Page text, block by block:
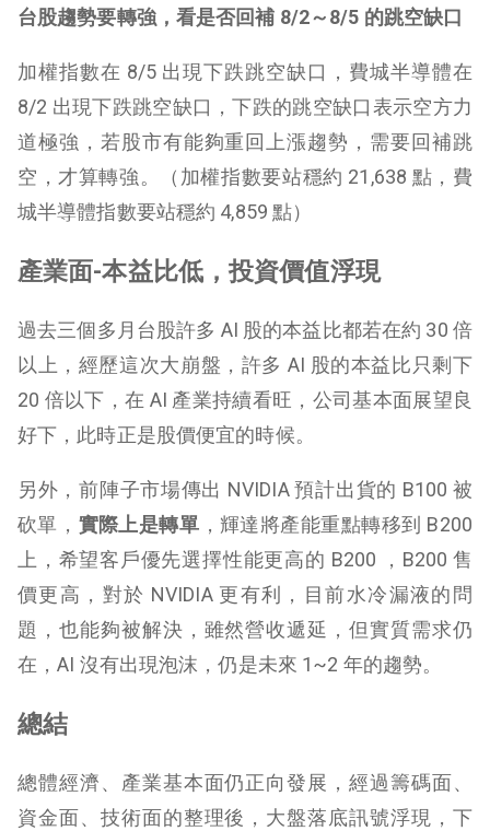
台股趨勢要轉強，看是否回補 8/2～8/5 的跳空缺口
加權指數在 8/5 出現下跌跳空缺口，費城半導體在
8/2 出現下跌跳空缺口，下跌的跳空缺口表示空方力
道極強，若股市有能夠重回上漲趨勢，需要回補跳
空，才算轉強。（加權指數要站穩約 21,638 點，費
城半導體指數要站穩約 4,859 點）
產業面-本益比低，投資價值浮現
過去三個多月台股許多 AI 股的本益比都若在約 30 倍
以上，經歷這次大崩盤，許多 AI 股的本益比只剩下
20 倍以下，在 AI 產業持續看旺，公司基本面展望良
好下，此時正是股價便宜的時候。
另外，前陣子市場傳出 NVIDIA 預計出貨的 B100 被
砍單， 實際上是轉單 ，輝達將產能重點轉移到 B200
上，希望客戶優先選擇性能更高的 B200 ，B200 售
價更高，對於 NVIDIA 更有利，目前水冷漏液的問
題，也能夠被解決，雖然營收遞延，但實質需求仍
在，AI 沒有出現泡沫，仍是未來 1~2 年的趨勢。
總結
總體經濟、產業基本面仍正向發展，經過籌碼面、
資金面、技術面的整理後，大盤落底訊號浮現，下